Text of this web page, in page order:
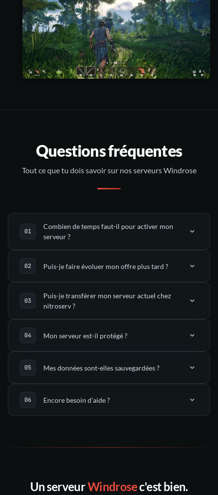
Questions fréquentes
Tout ce que tu dois savoir sur nos serveurs Windrose
Combien de temps faut-il pour activer mon
serveur ?
déployé automatiquement
Puis-je faire évoluer mon offre plus tard ?
Puis-je transférer mon serveur actuel chez
nitroserv ?
(via SFTP)
guides dédiés
Mon serveur est-il protégé ?
mitigation anti-DDoS
Mes données sont-elles sauvegardées ?
automatiques
jours suivants
Encore besoin d’aide ?
Discord nitroserv
Un serveurWindrosec'est bien.